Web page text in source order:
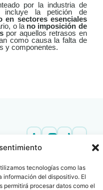
tecnologías como las
información del dispositivo. El
permitirá procesar datos como el
por la industria de
incluye la petición de
en sectores esenciales
o la no imposición de
por aquellos retrasos en
como causa la falta de
y componentes.
Travesera de Gracia, 56 -
1º, 3ª 08006